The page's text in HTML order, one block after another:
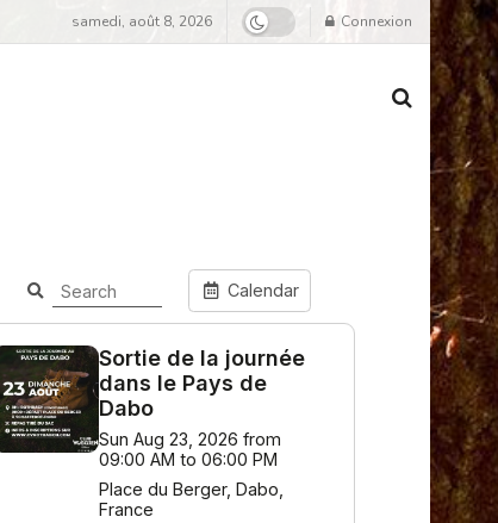
samedi, août 8, 2026 Connexion